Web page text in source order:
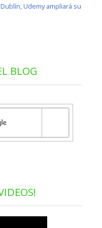
Udemy ampliará su
BLOG